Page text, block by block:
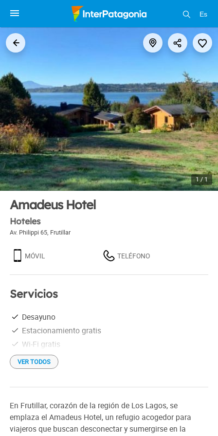
Es
1 / 1
Amadeus Hotel
Hoteles
Av. Philippi 65, Frutillar
MÓVIL TELÉFONO
Servicios
Desayuno
Estacionamiento gratis
Wi-Fi gratis
VER TODOS
En Frutillar, corazón de la región de Los Lagos, se
emplaza el Amadeus Hotel, un refugio acogedor para
viajeros que buscan desconectar y sumergirse en la